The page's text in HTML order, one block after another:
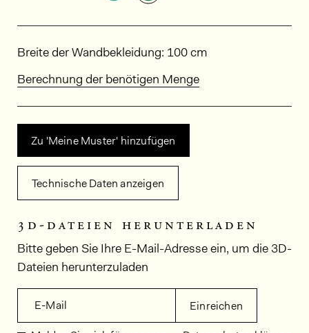
Abmessungen
Breite der Wandbekleidung: 100 cm
Berechnung der benötigen Menge
Zu 'Meine Muster' hinzufügen
Technische Daten anzeigen
3d-dateien herunterladen
Bitte geben Sie Ihre E-Mail-Adresse ein, um die 3D-
Dateien herunterzuladen
E-Mail Einreichen